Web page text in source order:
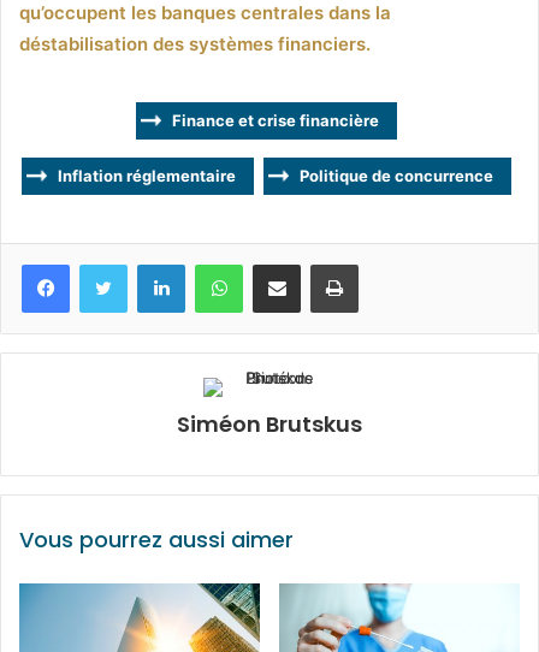
qu’occupent les banques centrales dans la
déstabilisation des systèmes financiers.
Finance et crise financière
Inflation réglementaire Politique de concurrence
FacebookTwitter LinkedinWhatsApp
Partagez par mail Imprimez
Siméon Brutskus
Vous pourrez aussi aimer